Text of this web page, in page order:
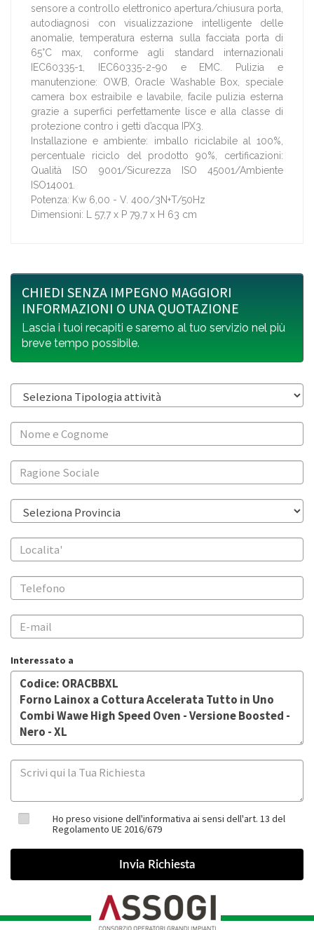
sensore a controllo elettronico apertura/chiusura porta,
autodiagnosi con visualizzazione intelligente delle
anomalie, temperatura esterna sulla facciata porta di
65°C max, conforme agli standard internazionali
IEC60335-1, IEC60335-2-90 e EMC. Pulizia e
manutenzione: OWB, Oracle Washable Box, speciale
camera box estraibile e lavabile, facile pulizia esterna
grazie a superfici perfettamente lisce e alla classe di
protezione contro i getti d’acqua IPX3.
Installazione e ambiente: imballo riciclabile al 100%,
percentuale riciclo del prodotto 90%, certificazioni:
Qualità ISO 9001/Sicurezza ISO 45001/Ambiente
ISO14001.
Potenza: Kw 6,00 - V. 400/3N+T/50Hz
Dimensioni: L 57,7 x P 79,7 x H 63 cm
CHIEDI SENZA IMPEGNO MAGGIORI
INFORMAZIONI O UNA QUOTAZIONE
Lascia i tuoi recapiti e saremo al tuo servizio nel più
breve tempo possibile.
Interessato a
Ho preso visione dell'informativa ai sensi dell'art. 13 del
Regolamento UE 2016/679